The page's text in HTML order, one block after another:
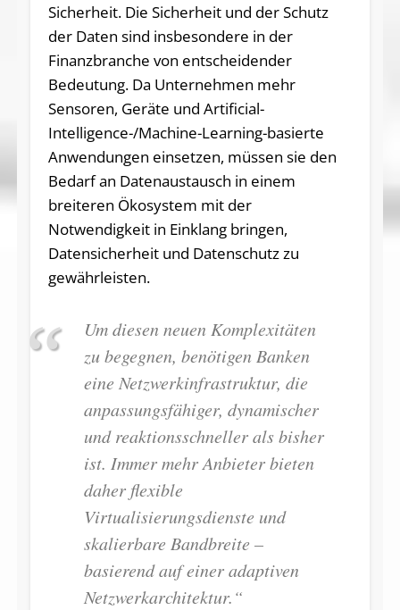
Sicherheit. Die Sicherheit und der Schutz
der Daten sind insbesondere in der
Finanzbranche von entscheidender
Bedeutung. Da Unternehmen mehr
Sensoren, Geräte und Artificial-
Intelligence-/Machine-Learning-basierte
Anwendungen einsetzen, müssen sie den
Bedarf an Datenaustausch in einem
breiteren Ökosystem mit der
Notwendigkeit in Einklang bringen,
Datensicherheit und Datenschutz zu
gewährleisten.
Um diesen neuen Komplexitäten
zu begegnen, benötigen Banken
eine Netzwerkinfrastruktur, die
anpassungsfähiger, dynamischer
und reaktionsschneller als bisher
ist. Immer mehr Anbieter bieten
daher flexible
Virtualisierungsdienste und
skalierbare Bandbreite –
basierend auf einer adaptiven
Netzwerkarchitektur.“